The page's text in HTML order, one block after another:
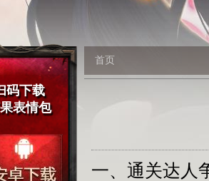
码下载
表情包
首页
一、通关达人